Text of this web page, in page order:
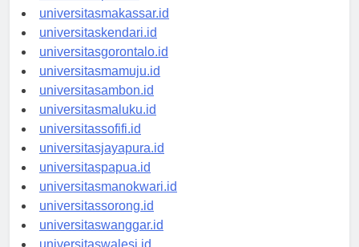
universitaspalu.id
universitasmakassar.id
universitaskendari.id
universitasgorontalo.id
universitasmamuju.id
universitasambon.id
universitasmaluku.id
universitassofifi.id
universitasjayapura.id
universitaspapua.id
universitasmanokwari.id
universitassorong.id
universitaswanggar.id